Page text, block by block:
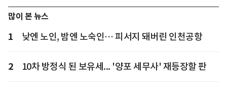
많이 본 뉴스
1 낮엔 노인, 밤엔 노숙인… 피서지 돼버린 인천공항
2 10차 방정식 된 보유세... '양포 세무사' 재등장할 판